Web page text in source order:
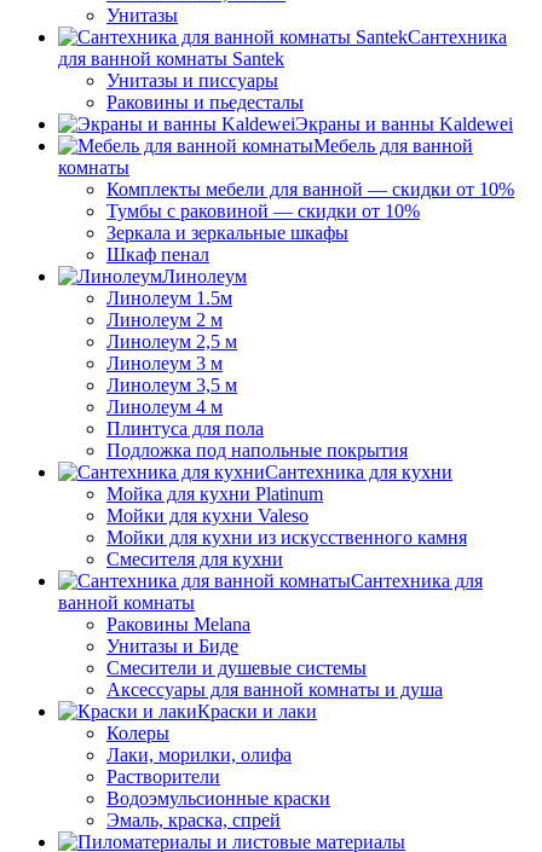
Унитазы
Сантехника
для ванной комнаты Santek
Унитазы и писсуары
Раковины и пьедесталы
Экраны и ванны Kaldewei
Мебель для ванной
комнаты
Комплекты мебели для ванной — скидки от 10%
Тумбы с раковиной — скидки от 10%
Зеркала и зеркальные шкафы
Шкаф пенал
Линолеум
Линолеум 1.5м
Линолеум 2 м
Линолеум 2,5 м
Линолеум 3 м
Линолеум 3,5 м
Линолеум 4 м
Плинтуса для пола
Подложка под напольные покрытия
Сантехника для кухни
Мойка для кухни Platinum
Мойки для кухни Valeso
Мойки для кухни из искусственного камня
Смесителя для кухни
Сантехника для
ванной комнаты
Раковины Melana
Унитазы и Биде
Смесители и душевые системы
Аксессуары для ванной комнаты и душа
Краски и лаки
Колеры
Лаки, морилки, олифа
Растворители
Водоэмульсионные краски
Эмаль, краска, спрей